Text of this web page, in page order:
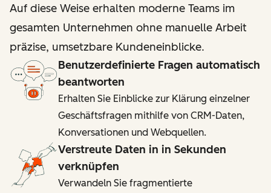
Auf diese Weise erhalten moderne Teams im
gesamten Unternehmen ohne manuelle Arbeit
präzise, umsetzbare Kundeneinblicke.
Benutzerdefinierte Fragen automatisch
beantworten
Erhalten Sie Einblicke zur Klärung einzelner
Geschäftsfragen mithilfe von CRM-Daten,
Konversationen und Webquellen.
Verstreute Daten in in Sekunden
verknüpfen
Verwandeln Sie fragmentierte